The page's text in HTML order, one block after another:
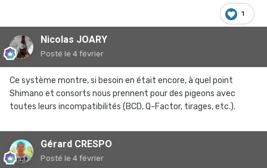
1
Nicolas JOARY
Posté le 4 février
Ce système montre, si besoin en était encore, à quel point
Shimano et consorts nous prennent pour des pigeons avec
toutes leurs incompatibilités (BCD, Q-Factor, tirages, etc.).
Gérard CRESPO
Posté le 4 février